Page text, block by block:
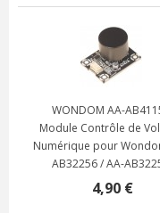
WONDOM AA-
Module Contrôle de
Numérique pour
AB32256 / AA-
4,90 €